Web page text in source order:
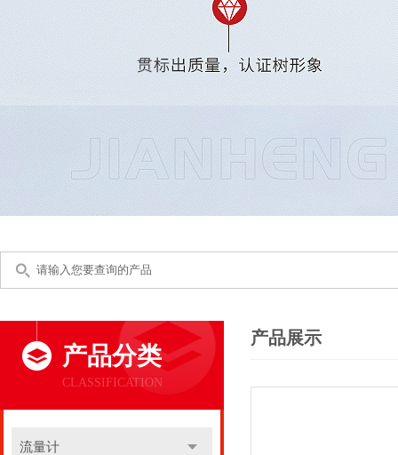
产品分类
CLASSIFICATION
流量计
产品展示